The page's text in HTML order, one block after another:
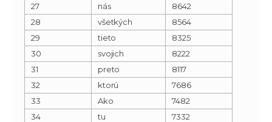
27
nás
8642
28
všetkých
8564
29
tieto
8325
30
svojich
8222
31
preto
8117
32
ktorú
7686
33
Ako
7482
34
tu
7332